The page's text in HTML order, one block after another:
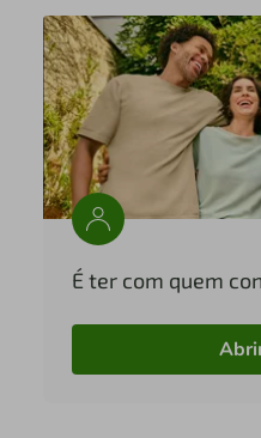
É ter com quem